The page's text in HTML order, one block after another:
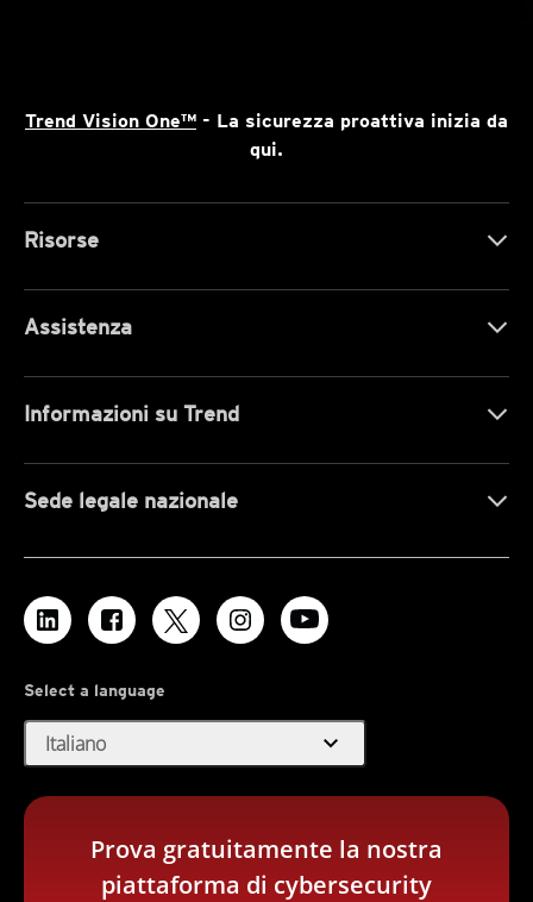
Trend Vision One™ - La sicurezza proattiva inizia da
qui.
Risorse
Assistenza
Informazioni su Trend
Sede legale nazionale
Select a language
Italiano expand_more
Prova gratuitamente la nostra
piattaforma di cybersecurity